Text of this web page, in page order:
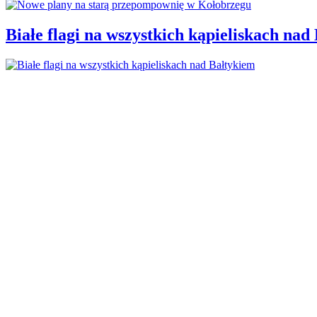
Białe flagi na wszystkich kąpieliskach nad